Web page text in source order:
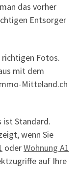
das vorher
Entsorger
Fotos.
mit dem
Mitteland.ch
ist Standard.
wenn Sie
oderWohnung A1
auf Ihre